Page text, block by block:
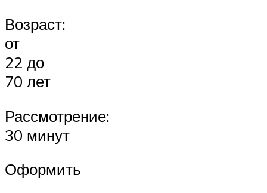
Возраст:
от
22 до
70 лет
Рассмотрение:
30 минут
Оформить